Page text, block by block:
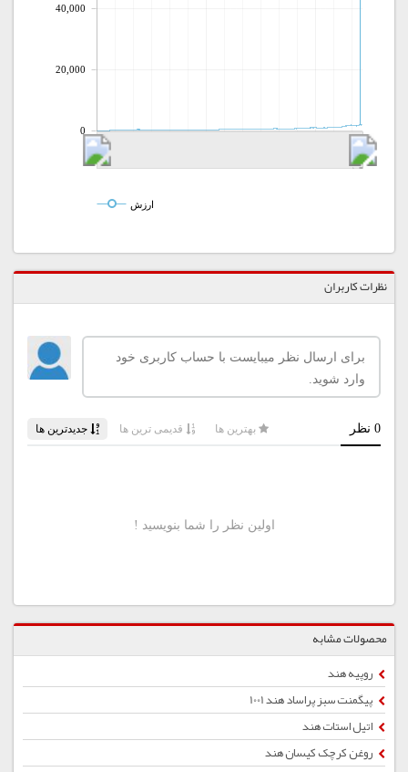
0
20,000
40,000
ارزش
نظرات کاربران
محصولات مشابه
روپیه هند
پیگمنت سبز پراساد هند 1001
اتیل استات هند
روغن کرچک کیسان هند